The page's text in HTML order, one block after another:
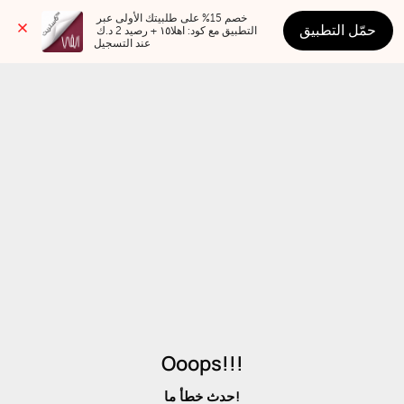
عند التسجيل
حمّل التطبيق
Ooops!!!
حدث خطأ ما!